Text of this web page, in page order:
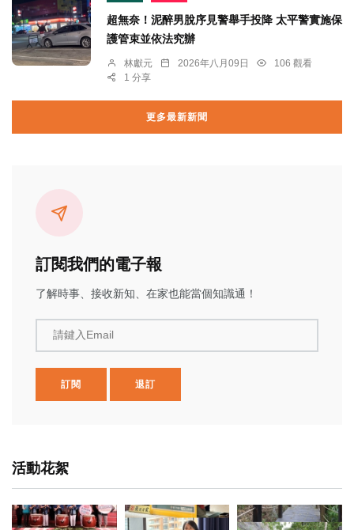
超無奈！泥醉男脫序見警舉手投降 太平警實施保
護管束並依法究辦
林獻元 2026年八月09日
106 觀看
1 分享
更多最新新聞
訂閱我們的電子報
了解時事、接收新知、在家也能當個知識通！
請鍵入Email
訂閱 退訂
活動花絮